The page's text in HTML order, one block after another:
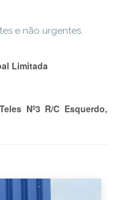
e não urgentes.
Limitada
Nº3 R/C Esquerdo,